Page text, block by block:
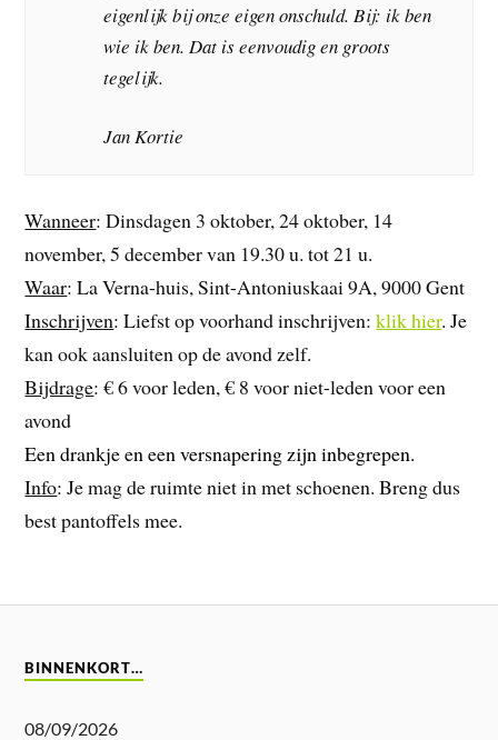
eigenlijk bij onze eigen onschuld. Bij: ik ben
wie ik ben. Dat is eenvoudig en groots
tegelijk.
Jan Kortie
Wanneer: Dinsdagen 3 oktober, 24 oktober, 14
november, 5 december van 19.30 u. tot 21 u.
Waar: La Verna-huis, Sint-Antoniuskaai 9A, 9000 Gent
Inschrijven: Liefst op voorhand inschrijven:klik hier. Je
kan ook aansluiten op de avond zelf.
Bijdrage: € 6 voor leden, € 8 voor niet-leden voor een
avond
Een drankje en een versnapering zijn inbegrepen.
Info: Je mag de ruimte niet in met schoenen. Breng dus
best pantoffels mee.
BINNENKORT…
08/09/2026